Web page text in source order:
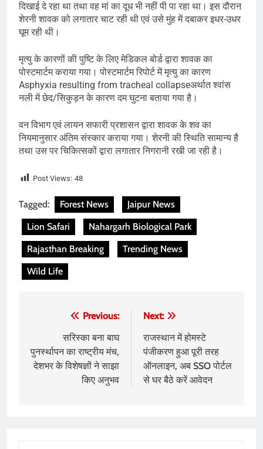
दिखाई दे रहा था तथा वह मां का दूध भी नहीं पी पा रहा था। इस दौरान
शेरनी शावक को लगातार चाट रही थी एवं उसे मुंह में दबाकर इधर-उधर
घूम रही थी।
मृत्यु के कारणों की पुष्टि के लिए मेडिकल बोर्ड द्वारा शावक का
पोस्टमार्टम कराया गया। पोस्टमार्टम रिपोर्ट में मृत्यु का कारण
Asphyxia resulting from tracheal collapseअर्थात श्वांस
नली में छेद/सिकुड़न के कारण दम घुटना बताया गया है।
वन विभाग एवं लायन सफारी प्रशासन द्वारा शावक के शव का
नियमानुसार अंतिम संस्कार कराया गया। शेरनी की स्थिति सामान्य है
तथा उस पर चिकित्सकों द्वारा लगातार निगरानी रखी जा रही है।
Post Views: 48
Tagged: Forest News
Jaipur News
Lion Safari
Nahargarh Biological Park
Rajasthan Breaking
Trending News
Wild Life
navigation
Previous:
सरिस्का बना बाघ
पुनर्स्थापन का राष्ट्रीय मंच,
देशभर के विशेषज्ञों ने साझा
किए अनुभव
Next:
राजस्थान में होमस्टे
पंजीकरण हुआ पूरी तरह
ऑनलाइन, अब SSO पोर्टल
से घर बैठे करें आवेदन